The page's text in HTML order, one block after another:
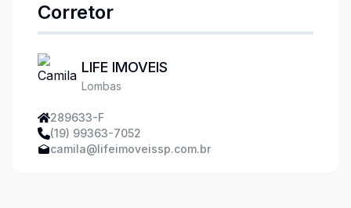
Corretor
LIFE IMOVEIS
Lombas
289633-F
(19) 99363-7052
camila@lifeimoveissp.com.br